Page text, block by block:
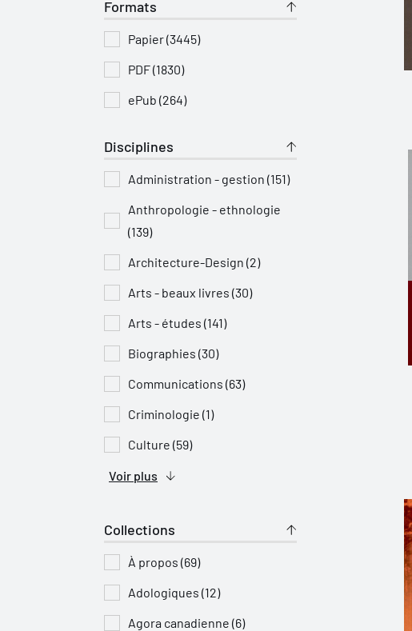
Formats
Papier (3445)
PDF (1830)
ePub (264)
Disciplines
Administration - gestion (151)
Anthropologie - ethnologie
(139)
Architecture-Design (2)
Arts - beaux livres (30)
Arts - études (141)
Biographies (30)
Communications (63)
Criminologie (1)
Culture (59)
Voir plus
Collections
À propos (69)
Adologiques (12)
Agora canadienne (6)